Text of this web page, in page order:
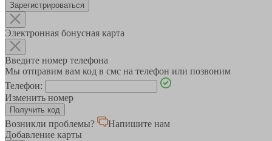
Зарегистрироваться
Электронная бонусная карта
Введите номер телефона
Мы отправим вам код в смс на телефон или позвоним
Телефон:
Изменить номер
Возникли проблемы?
Напишите нам
Добавление карты